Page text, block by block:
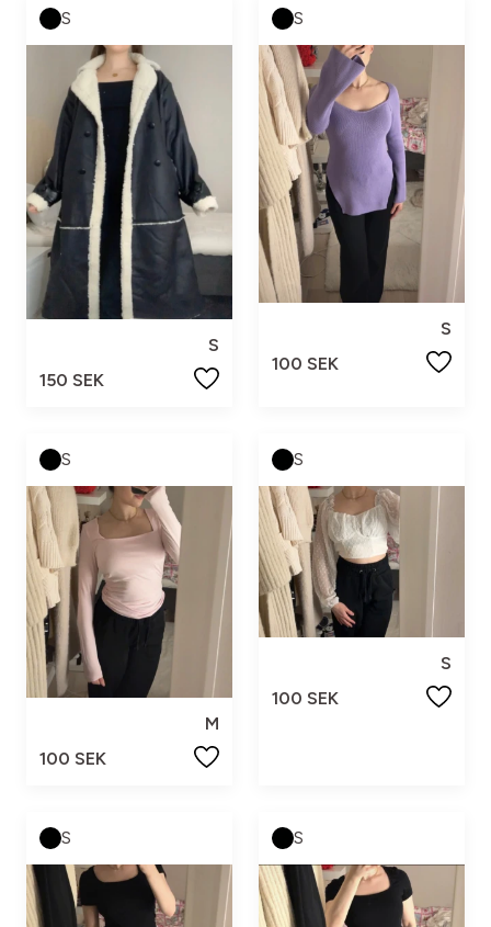
S
S
150 SEK
S
S
100 SEK
S
M
100 SEK
S
S
100 SEK
S S